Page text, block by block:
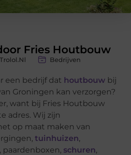
Fries Houtbouw
Bedrijven
een bedrijf dat houtbouw bij
Groningen kan verzorgen?
want bij Fries Houtbouw
adres. Wij zijn
op maat maken van
tuinhuizen,
paardenboxen, schuren,